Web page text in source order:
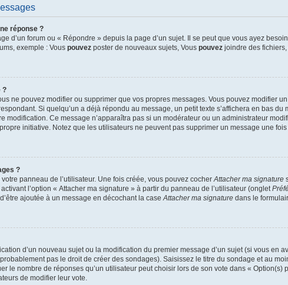
réponse ?
d’un forum ou « Répondre » depuis la page d’un sujet. Il se peut que vous ayez
exemple : Vous pouvez poster de nouveaux sujets, Vous pouvez joindre des fichiers,
?
ne pouvez modifier ou supprimer que vos propres messages. Vous pouvez modifier
Si quelqu’un a déjà répondu au message, un petit texte s’affichera en bas du
modification. Ce message n’apparaîtra pas si un modérateur ou un administrateur
initiative. Notez que les utilisateurs ne peuvent pas supprimer un message une fois
?
panneau de l’utilisateur. Une fois créée, vous pouvez cocher Attacher ma signature
l’option « Attacher ma signature » à partir du panneau de l’utilisateur (onglet
ajoutée à un message en décochant la case Attacher ma signature dans le
d’un nouveau sujet ou la modification du premier message d’un sujet (si vous en
pas le droit de créer des sondages). Saisissez le titre du sondage et au
le nombre de réponses qu’un utilisateur peut choisir lors de son vote dans «
de modifier leur vote.